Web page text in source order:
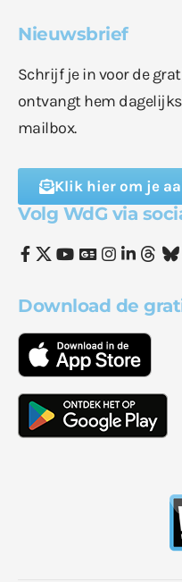
Nieuwsbrief
Schrijf je in voor de
ontvangt hem
mailbox.
Klik hier om je
Volg WdG via
Download de